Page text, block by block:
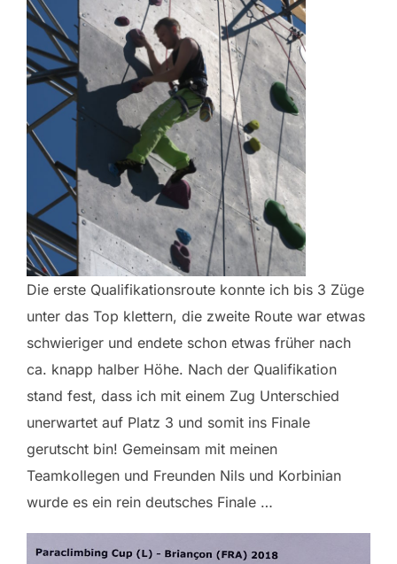
Die erste Qualifikationsroute konnte ich bis 3 Züge
unter das Top klettern, die zweite Route war etwas
schwieriger und endete schon etwas früher nach
ca. knapp halber Höhe. Nach der Qualifikation
stand fest, dass ich mit einem Zug Unterschied
unerwartet auf Platz 3 und somit ins Finale
gerutscht bin! Gemeinsam mit meinen
Teamkollegen und Freunden Nils und Korbinian
wurde es ein rein deutsches Finale …